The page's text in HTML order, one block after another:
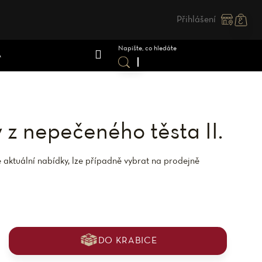
Přihlášení
z nepečeného těsta II.
aktuální nabídky, lze případně vybrat na prodejně
DO KRABICE